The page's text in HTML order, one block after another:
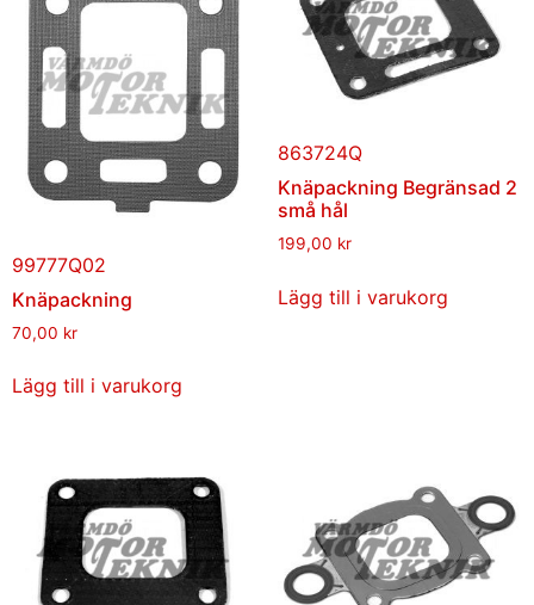
99777Q02
Knäpackning
70,00 kr
Lägg till i varukorg
863724Q
Knäpackning Begränsad 2
små hål
199,00 kr
Lägg till i varukorg